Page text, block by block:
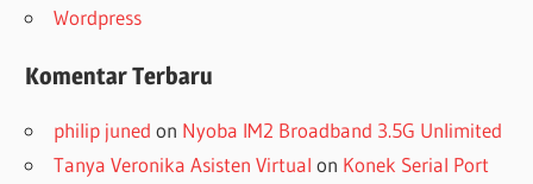
Wordpress
Komentar Terbaru
philip juned on Nyoba IM2 Broadband 3.5G Unlimited
Tanya Veronika Asisten Virtual on Konek Serial Port